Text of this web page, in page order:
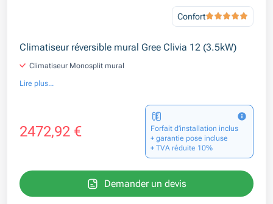
Confort
Climatiseur réversible mural Gree Clivia 12 (3.5kW)
Climatiseur Monosplit mural
Lire plus...
2472,92 €
Forfait d’installation inclus
+ garantie pose incluse
+ TVA réduite 10%
Demander un devis